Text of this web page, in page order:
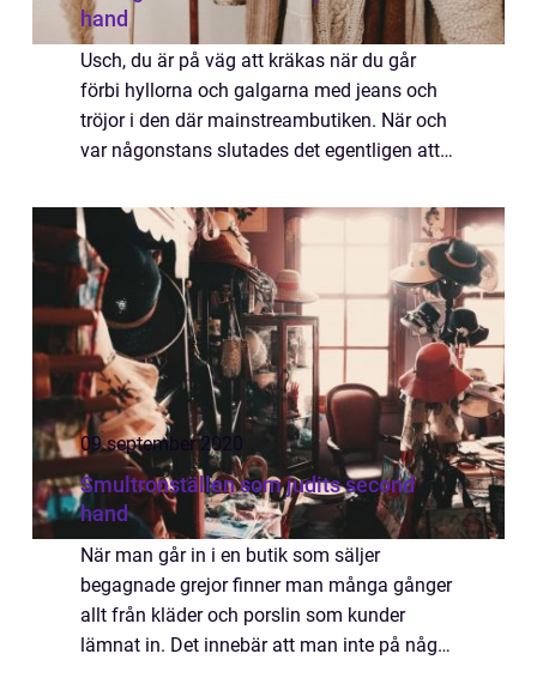
hand
Usch, du är på väg att kräkas när du går
förbi hyllorna och galgarna med jeans och
tröjor i den där mainstreambutiken. När och
var någonstans slutades det egentligen att
producerats billigt i något u-land av...
09 september 2020
Smultronställen som judits second
hand
När man går in i en butik som säljer
begagnade grejor finner man många gånger
allt från kläder och porslin som kunder
lämnat in. Det innebär att man inte på något